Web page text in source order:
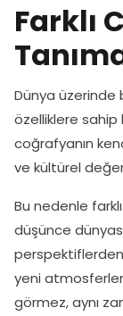
Farklı
Dünya üzerinde
özelliklere sahip
coğrafyanın
ve kültürel
Bu nedenle
düşünce
perspektiflerden
yeni
görmez, aynı